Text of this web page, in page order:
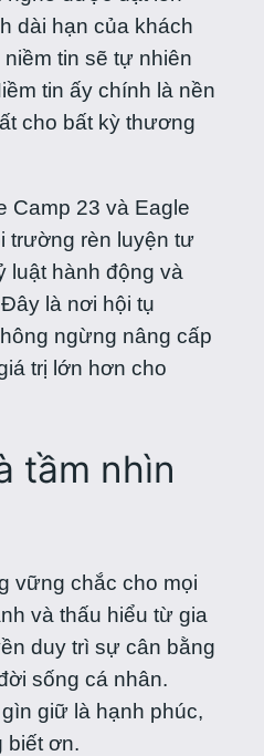
dài hạn của khách
tin sẽ tự nhiên
tin ấy chính là nền
cho bất kỳ thương
Camp 23 và Eagle
trường rèn luyện tư
luật hành động và
là nơi hội tụ
ngừng nâng cấp
trị lớn hơn cho
tầm nhìn
vững chắc cho mọi
và thấu hiểu từ gia
duy trì sự cân bằng
sống cá nhân.
giữ là hạnh phúc,
biết ơn.